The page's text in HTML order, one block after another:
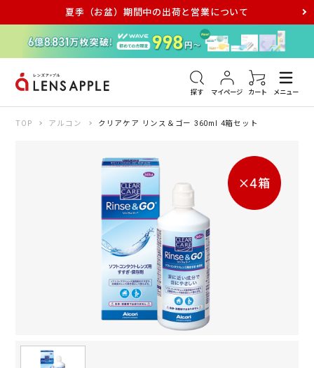
夏季（お盆）期間中の出荷と営業について
探す マイページ カート メニュー
アキュビュー メダリスト メガネ
TOP アルコン クリアケア リンス＆ゴー 360ml 4箱セット